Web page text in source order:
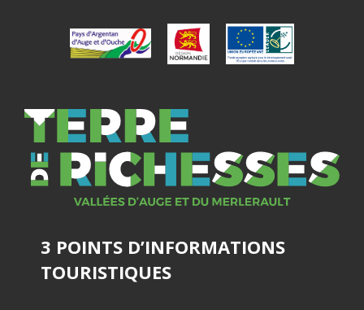
3 POINTS D’INFORMATIONS
TOURISTIQUES